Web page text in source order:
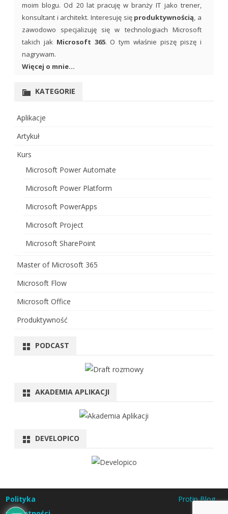
moim blogu. Od 20 lat pracuję w branży IT jako trener,
konsultant i architekt. Interesuję się produktywnością, a
zawodowo specjalizuję się w technologiach Microsoft
takich jak Microsoft 365. O tym właśnie piszę piszę i
nagrywam.
Więcej o mnie...
KATEGORIE
Aplikacje
Artykuł
Kurs
Microsoft Power Automate
Microsoft Power Platform
Microsoft PowerApps
Microsoft Project
Microsoft SharePoint
Master of Microsoft 365
Microsoft Flow
Microsoft Office
Produktywność
PODCAST
AKADEMIA APLIKACJI
DEVELOPICO
Polityka
Protip Blog